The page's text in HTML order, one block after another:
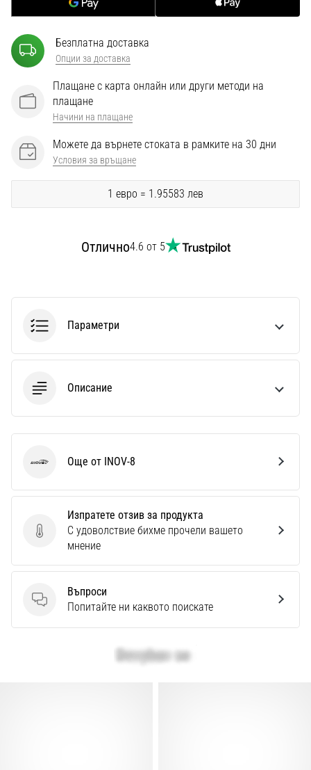
–
прецизност,
контрол
мощ
докосване.
Перфектни
…
Безплатна доставка
Опции за доставка
Плащане с карта онлайн или други методи на
плащане
Начини на плащане
Можете да върнете стоката в рамките на 30 дни
Условия за връщане
1 евро = 1.95583 лев
Отлично4.6 от 5
Параметри
Описание
Изпратете отзив за продукта
Изпратете отзив за продукта
С удоволствие бихме прочели вашето
мнение
Въпроси
Въпроси
Попитайте ни каквото поискате
INOV-8Още от INOV-8